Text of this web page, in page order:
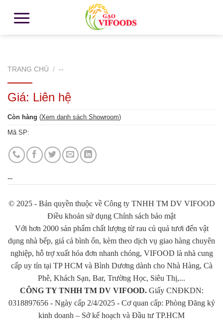
TRANG CHỦ / --
Giá: Liên hệ
Còn hàng (Xem danh sách Showroom)
Mã SP:
--
© 2025 - Bản quyền thuộc về Công ty TNHH TM DV VIFOOD
Điều khoản sử dụng Chính sách bảo mật
Với hơn 2000 sản phẩm chất lượng từ rau củ quả tươi đến vật
dụng nhà bếp, giá cả bình ổn, kèm theo dịch vụ giao hàng chuyên
nghiệp, hỗ trợ xuất hóa đơn nhanh chóng, VIFOOD là nhà cung
cấp uy tín tại TP HCM và Bình Dương dành cho Nhà Hàng, Cà
Phê, Khách Sạn, Bar, Trường Học, Siêu Thị,...
CÔNG TY TNHH TM DV VIFOOD.Giấy CNĐKDN:
0318897656 - Ngày cấp 2/4/2025 - Cơ quan cấp: Phòng Đăng ký
kinh doanh – Sở kế hoạch và Đầu tư TP.HCM